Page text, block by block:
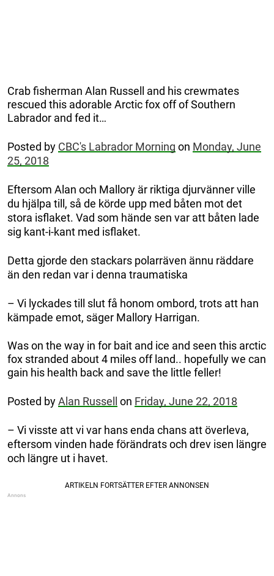
Crab fisherman Alan Russell and his crewmates
rescued this adorable Arctic fox off of Southern
Labrador and fed it…
Posted by CBC's Labrador Morning on Monday, June
25, 2018
Eftersom Alan och Mallory är riktiga djurvänner ville
du hjälpa till, så de körde upp med båten mot det
stora isflaket. Vad som hände sen var att båten lade
sig kant-i-kant med isflaket.
Detta gjorde den stackars polarräven ännu räddare
än den redan var i denna traumatiska
– Vi lyckades till slut få honom ombord, trots att han
kämpade emot, säger Mallory Harrigan.
Was on the way in for bait and ice and seen this arctic
fox stranded about 4 miles off land.. hopefully we can
gain his health back and save the little feller!
Posted byAlan Russell on Friday, June 22, 2018
– Vi visste att vi var hans enda chans att överleva,
eftersom vinden hade förändrats och drev isen längre
och längre ut i havet.